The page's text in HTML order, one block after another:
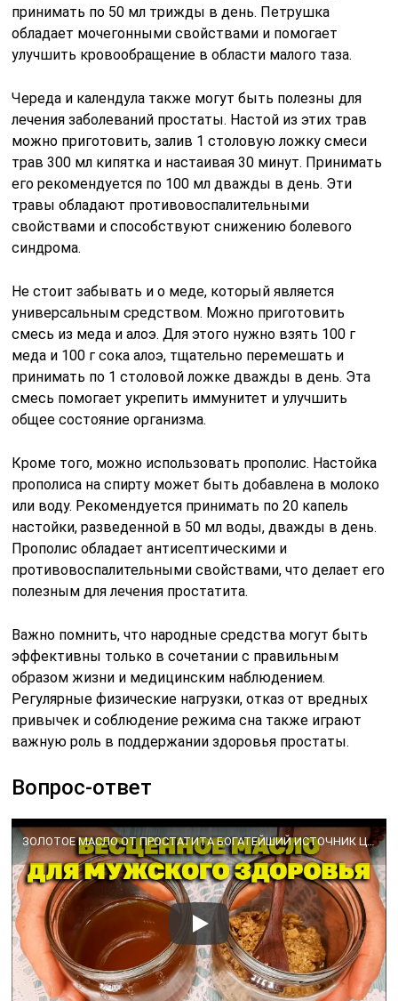
принимать по 50 мл трижды в день. Петрушка
обладает мочегонными свойствами и помогает
улучшить кровообращение в области малого таза.
Череда и календула также могут быть полезны для
лечения заболеваний простаты. Настой из этих трав
можно приготовить, залив 1 столовую ложку смеси
трав 300 мл кипятка и настаивая 30 минут. Принимать
его рекомендуется по 100 мл дважды в день. Эти
травы обладают противовоспалительными
свойствами и способствуют снижению болевого
синдрома.
Не стоит забывать и о меде, который является
универсальным средством. Можно приготовить
смесь из меда и алоэ. Для этого нужно взять 100 г
меда и 100 г сока алоэ, тщательно перемешать и
принимать по 1 столовой ложке дважды в день. Эта
смесь помогает укрепить иммунитет и улучшить
общее состояние организма.
Кроме того, можно использовать прополис. Настойка
прополиса на спирту может быть добавлена в молоко
или воду. Рекомендуется принимать по 20 капель
настойки, разведенной в 50 мл воды, дважды в день.
Прополис обладает антисептическими и
противовоспалительными свойствами, что делает его
полезным для лечения простатита.
Важно помнить, что народные средства могут быть
эффективны только в сочетании с правильным
образом жизни и медицинским наблюдением.
Регулярные физические нагрузки, отказ от вредных
привычек и соблюдение режима сна также играют
важную роль в поддержании здоровья простаты.
Вопрос-ответ
ЗОЛОТОЕ МАСЛО ОТ ПРОСТАТИТА БОГАТЕЙШИЙ ИСТОЧНИК ЦИНКА МАГНИЯ@natureMarusya